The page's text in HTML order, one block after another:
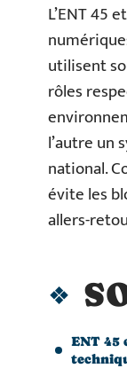
L’ENT 45
utilisent
rôles
l’autre un
national.
évite les
allers-
ENT 45